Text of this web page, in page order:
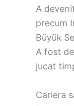
A
precum
Büyük
A fost
jucat
Cariera